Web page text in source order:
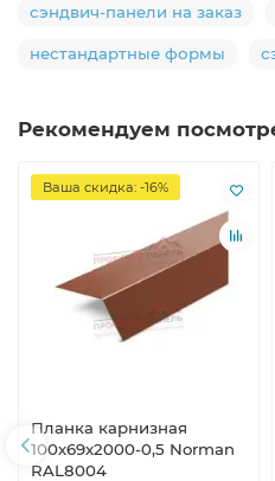
сэндвич-панели на заказ
нестандартные формы
Рекомендуем
Ваша скидка: -16%
Планка карнизная
100х69х2000-0,5 Norman
RAL8004